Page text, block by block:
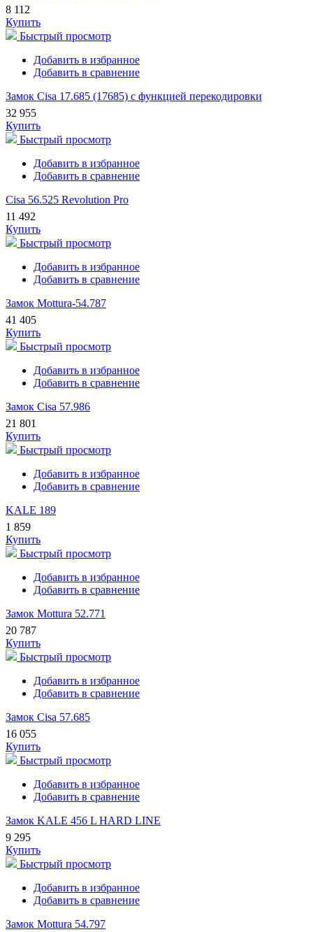
8 112
Купить
Быстрый просмотр
Добавить в избранное
Добавить в сравнение
Замок Cisa 17.685 (17685) с функцией перекодировки
32 955
Купить
Быстрый просмотр
Добавить в избранное
Добавить в сравнение
Cisa 56.525 Revolution Pro
11 492
Купить
Быстрый просмотр
Добавить в избранное
Добавить в сравнение
Замок Mottura-54.787
41 405
Купить
Быстрый просмотр
Добавить в избранное
Добавить в сравнение
Замок Cisa 57.986
21 801
Купить
Быстрый просмотр
Добавить в избранное
Добавить в сравнение
KALE 189
1 859
Купить
Быстрый просмотр
Добавить в избранное
Добавить в сравнение
Замок Mottura 52.771
20 787
Купить
Быстрый просмотр
Добавить в избранное
Добавить в сравнение
Замок Cisa 57.685
16 055
Купить
Быстрый просмотр
Добавить в избранное
Добавить в сравнение
Замок KALE 456 L HARD LINE
9 295
Купить
Быстрый просмотр
Добавить в избранное
Добавить в сравнение
Замок Mottura 54.797